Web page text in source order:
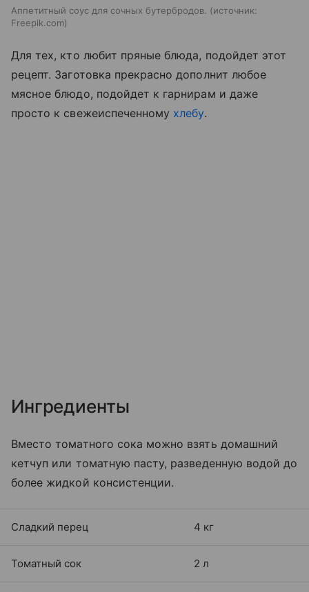
Аппетитный соус для сочных бутербродов.
источник:
Freepik.com
Для тех, кто любит пряные блюда, подойдет этот
рецепт. Заготовка прекрасно дополнит любое
мясное блюдо, подойдет к гарнирам и даже
просто к свежеиспеченному хлебу.
Ингредиенты
Вместо томатного сока можно взять домашний
кетчуп или томатную пасту, разведенную водой до
более жидкой консистенции.
Сладкий перец 4 кг
Томатный сок 2 л